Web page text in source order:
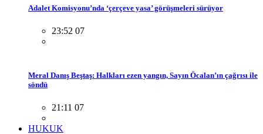
Adalet Komisyonu’nda ‘çerçeve yasa’ görüşmeleri sürüyor
23:52 07
Meral Danış Beştaş: Halkları ezen yangın, Sayın Öcalan’ın çağrısı ile
söndü
21:11 07
HUKUK